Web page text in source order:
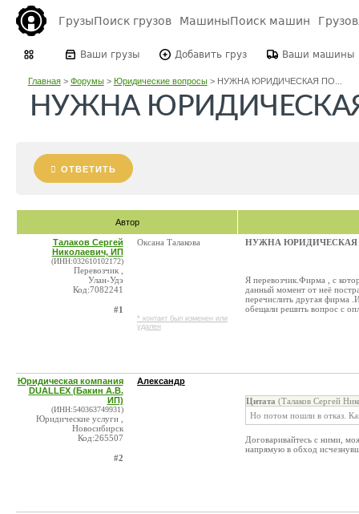
ГрузыПоиск грузов МашиныПоиск машин
Ваши грузы Добавить груз Ваши машины
Главная> Форумы> Юридические вопросы> НУЖНА ЮРИДИЧЕСКАЯ ПО...
НУЖНА
ОТВЕТИТЬ
Автор
Талаков Сергей
Николаевич, ИП
(ИНН:032610102172)
Перевозчик ,
Улан-Удэ
Код:7082241
#1
Оксана Талакова
* контакт был изменен или
удален
НУЖНА
Я перевозчик.Фирма , с
данный момент от неё
перечислить другая фирма
обещали решить вопрос с
Юридическая компания
DUALLEX (Бакин А.В.
ИП)
(ИНН:540363749931)
Юридические услуги ,
Новосибирск
Код:265507
#2
Александр
Цитата (Талаков Сергей
Но потом пошли в отказ.
Договаривайтесь с ними,
напрямую в обход